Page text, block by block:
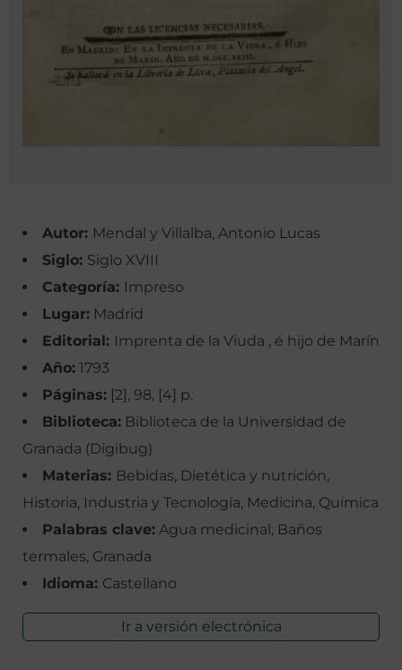
Autor: Mendal y Villalba, Antonio Lucas
Siglo: Siglo XVIII
Categoría: Impreso
Lugar: Madrid
Editorial: Imprenta de la Viuda , é hijo de Marín
Año: 1793
Páginas: [2], 98, [4] p.
Biblioteca: Biblioteca de la Universidad de
Granada (Digibug)
Materias: Bebidas, Dietética y nutrición,
Historia, Industria y Tecnología, Medicina, Química
Palabras clave: Agua medicinal, Baños
termales, Granada
Idioma: Castellano
Ir a versión electrónica